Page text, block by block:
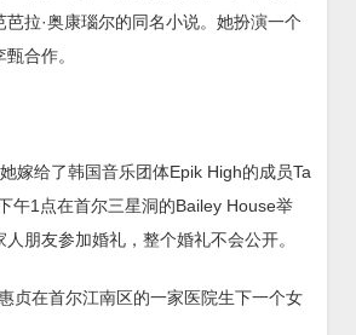
拉·奥康瑙尔的同名小说。她扮演一个
合作。
嫁给了韩国音乐团体Epik High的成员Ta
午1点在首尔三星洞的Bailey House举
朋友参加婚礼，整个婚礼不会公开。
贞在首尔江南区的一家医院生下一个女